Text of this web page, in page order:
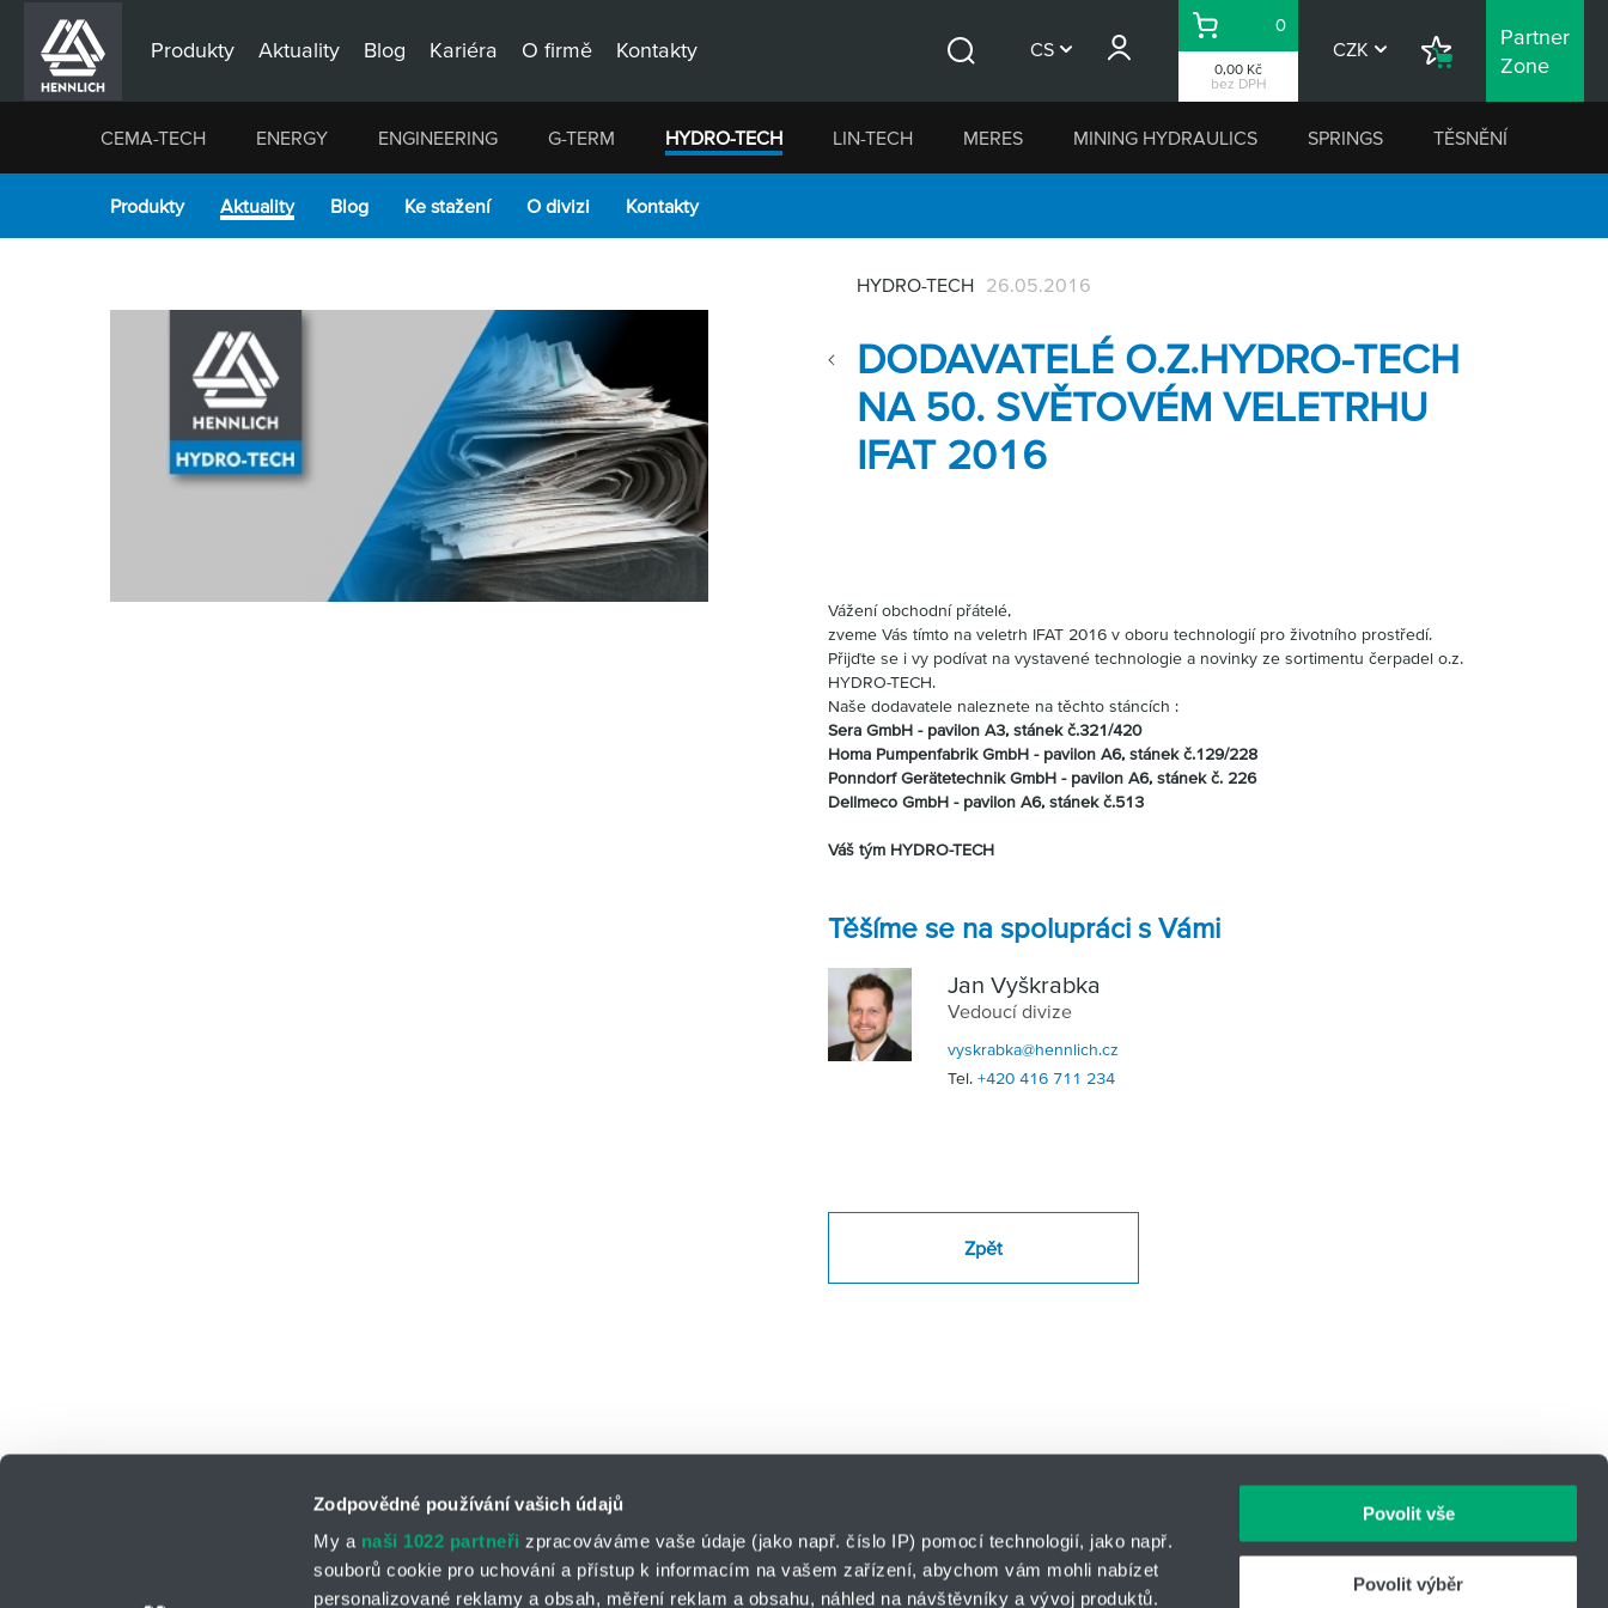
Zodpovědné používání vašich údajů
My a naši 1022 partneři zpracováváme vaše údaje (jako např. číslo IP) pomocí technologií, jako např.
souborů cookie pro uchování a přístup k informacím na vašem zařízení, abychom vám mohli nabízet
personalizované reklamy a obsah, měření reklam a obsahu, náhled na návštěvníky a vývoj produktů.
Povolit vše
Povolit výběr
Produkty Aktuality Blog Kariéra O firmě Kontakty CS
0,00 Kč
bez DPH
Košík
0
CZK
Nákupní
Partner
Zone
CEMA-TECH ENERGY ENGINEERING G-TERM HYDRO-TECH LIN-TECH MERES MINING HYDRAULICS SPRINGS TĚSNĚNÍ
Produkty Aktuality Blog Ke stažení O divizi Kontakty
DODAVATELÉ O.Z.HYDRO-TECH
NA 50. SVĚTOVÉM VELETRHU
IFAT 2016
HYDRO-TECH 26.05.2016
Vážení obchodní přátelé,
zveme Vás tímto na veletrh IFAT 2016 v oboru technologií pro životního prostředí.
Přijďte se i vy podívat na vystavené technologie a novinky ze sortimentu čerpadel o.z.
HYDRO-TECH.
Naše dodavatele naleznete na těchto stáncích :
Sera GmbH - pavilon A3, stánek č.321/420
Homa Pumpenfabrik GmbH - pavilon A6, stánek č.129/228
Ponndorf Gerätetechnik GmbH - pavilon A6, stánek č. 226
Dellmeco GmbH - pavilon A6, stánek č.513
Váš tým HYDRO-TECH
Těšíme se na spolupráci s Vámi
Jan Vyškrabka
Vedoucí divize
vyskrabka@hennlich.cz
Tel. +420 416 711 234
Zpět
o.z. HYDRO-TECH